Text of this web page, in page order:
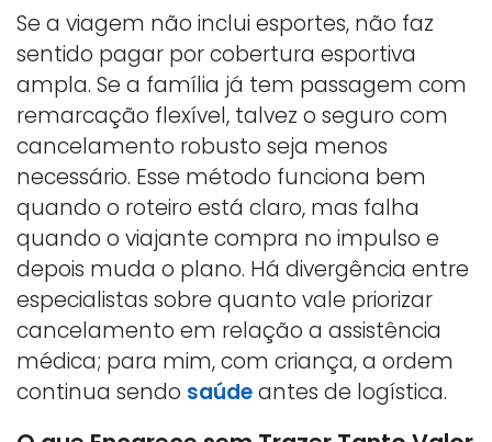
Se a viagem não inclui esportes, não faz
sentido pagar por cobertura esportiva
ampla. Se a família já tem passagem com
remarcação flexível, talvez o seguro com
cancelamento robusto seja menos
necessário. Esse método funciona bem
quando o roteiro está claro, mas falha
quando o viajante compra no impulso e
depois muda o plano. Há divergência entre
especialistas sobre quanto vale priorizar
cancelamento em relação a assistência
médica; para mim, com criança, a ordem
continua sendo saúdeantes de logística.